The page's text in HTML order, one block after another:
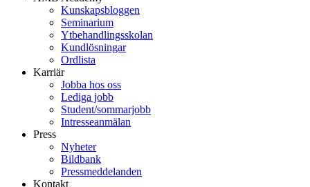
Kunskapsbloggen
Seminarium
Ytbehandlingsskolan
Kundlösningar
Ordlista
Karriär
Jobba hos oss
Lediga jobb
Student/sommarjobb
Intresseanmälan
Press
Nyheter
Bildbank
Pressmeddelanden
Kontakt